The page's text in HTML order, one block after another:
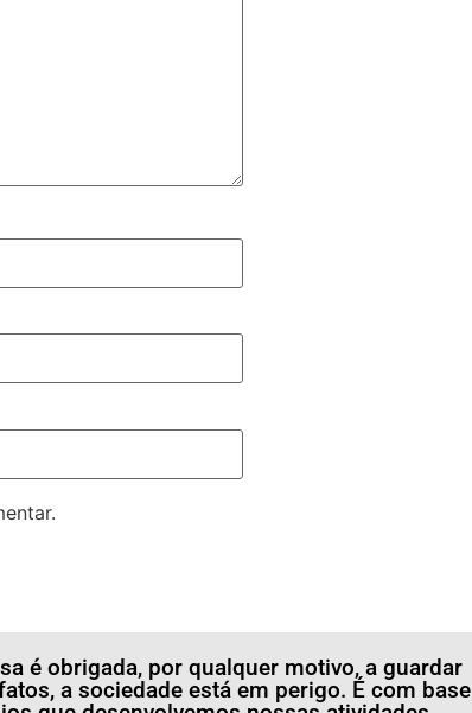
é obrigada, por qualquer motivo, a guardar
a sociedade está em perigo. É com base